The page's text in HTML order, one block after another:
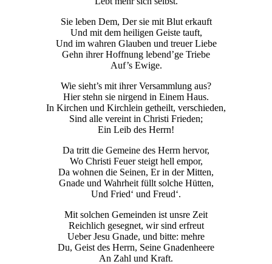
Sie leben Dem, Der sie mit Blut erkauft
Und mit dem heiligen Geiste tauft,
Und im wahren Glauben und treuer Liebe
Gehn ihrer Hoffnung lebend’ge Triebe
Auf’s Ewige.
Wie sieht’s mit ihrer Versammlung aus?
Hier stehn sie nirgend in Einem Haus.
In Kirchen und Kirchlein getheilt, verschieden,
Sind alle vereint in Christi Frieden;
Ein Leib des Herrn!
Da tritt die Gemeine des Herrn hervor,
Wo Christi Feuer steigt hell empor,
Da wohnen die Seinen, Er in der Mitten,
Gnade und Wahrheit füllt solche Hütten,
Und Fried‘ und Freud‘.
Mit solchen Gemeinden ist unsre Zeit
Reichlich gesegnet, wir sind erfreut
Ueber Jesu Gnade, und bitte: mehre
Du, Geist des Herrn, Seine Gnadenheere
An Zahl und Kraft.